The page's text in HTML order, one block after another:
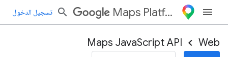
Maps Platform تسجيل الدخول
Web
Maps JavaScript API